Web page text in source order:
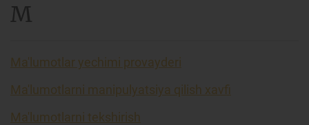
M
Ma'lumotlar yechimi provayderi
Ma'lumotlarni manipulyatsiya qilish xavfi
Ma'lumotlarni tekshirish